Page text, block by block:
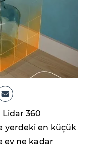
360
yerdeki en küçük
ev ne kadar